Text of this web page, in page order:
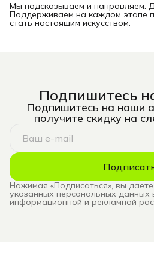
Мы подсказываем и направляем.
Поддерживаем на каждом этапе
стать настоящим искусством.
Подпишитесь
Подпишитесь на наши
получите скидку на
Нажимая «Подписаться», вы
указанных персональных данных
информационной и рекламной